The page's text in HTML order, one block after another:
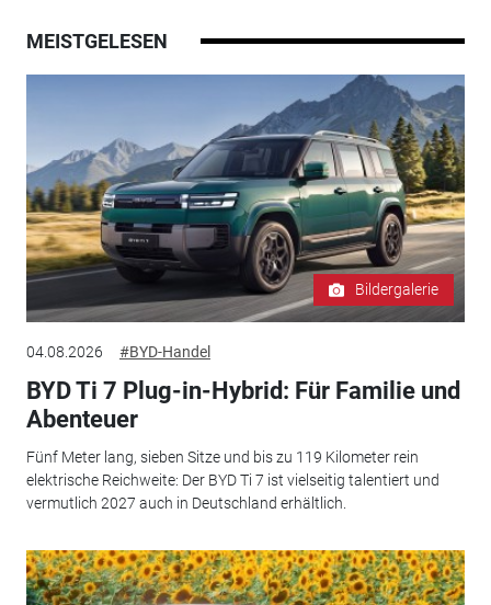
MEISTGELESEN
Bildergalerie
04.08.2026 #BYD-Handel
BYD Ti 7 Plug-in-Hybrid: Für Familie und
Abenteuer
Fünf Meter lang, sieben Sitze und bis zu 119 Kilometer rein
elektrische Reichweite: Der BYD Ti 7 ist vielseitig talentiert und
vermutlich 2027 auch in Deutschland erhältlich.